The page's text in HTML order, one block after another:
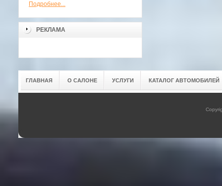
Подробнее...
РЕКЛАМА
ГЛАВНАЯ О САЛОНЕ УСЛУГИ КАТАЛОГ АВТОМОБИЛЕЙ